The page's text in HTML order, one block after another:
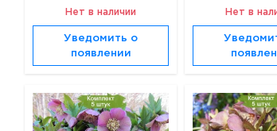
Нет в наличии
Уведомить о
появлении
Нет в